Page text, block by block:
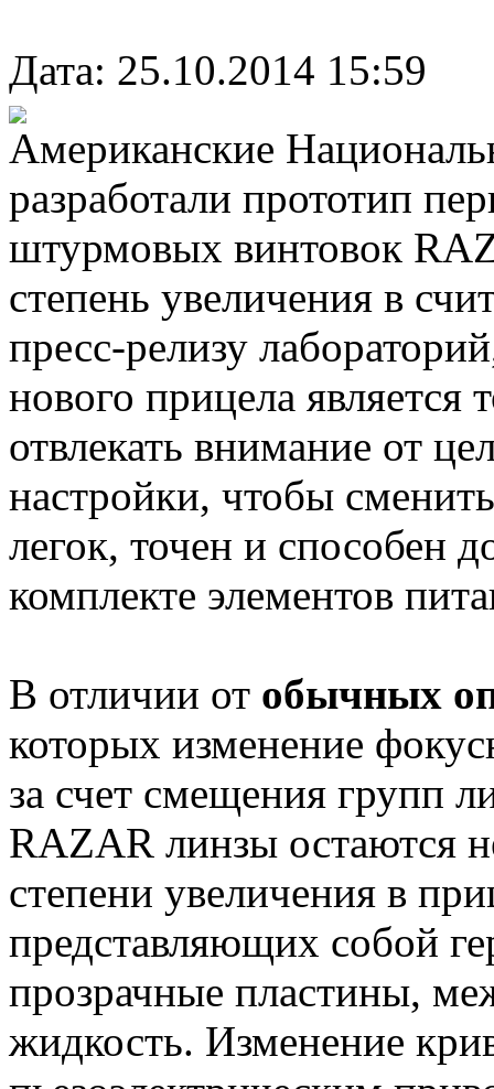
Дата: 25.10.2014 15:59
Американские
разработали прототип
штурмовых винтовок
степень увеличения в
пресс-релизу
нового прицела является
отвлекать внимание от
настройки, чтобы
легок, точен и способен
комплекте элементов
В отличии от обычных
которых изменение
за счет смещения групп
RAZAR линзы остаются
степени увеличения в
представляющих собой
прозрачные пластины,
жидкость. Изменение